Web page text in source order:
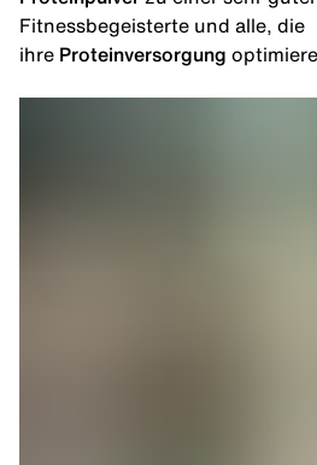
Fitnessbegeisterte und alle, die
ihre Proteinversorgung